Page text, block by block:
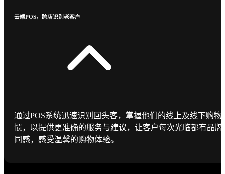
云端POS，跨店识别老客户
通过POS系统迅速识别回头客，掌握他们的线上及线下购物
惯，以提供更准确的服务与建议，让客户每次光临都有品牌
同感，感受温馨的购物体验。